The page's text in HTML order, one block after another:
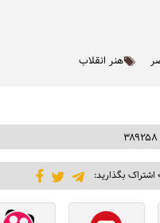
هنر انقلاب
اشتراک بگذارید: